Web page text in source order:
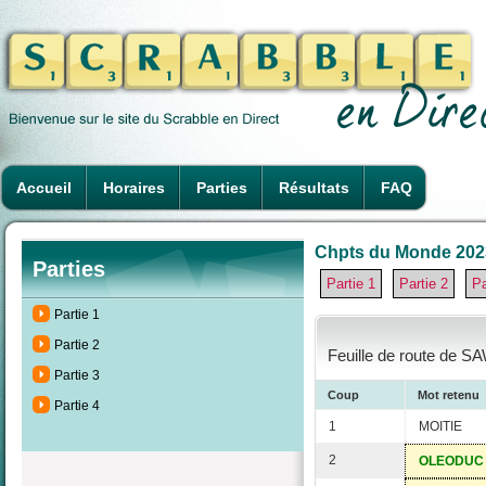
Accueil Horaires Parties Résultats FAQ
Parties
Partie 1
Partie 2
Partie 3
Partie 4
Chpts du Monde
Partie 1 Partie 2
Feuille de route de
Coup Mot retenu
1 MOITIE
2 OLEODUC